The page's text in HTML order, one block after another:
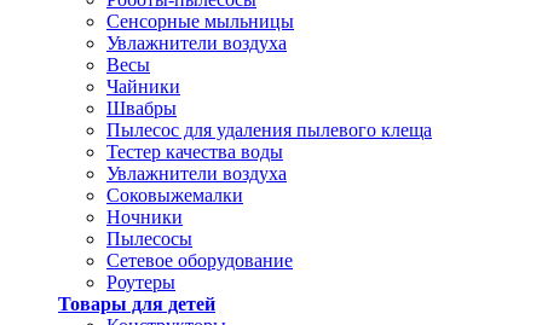
Сенсорные мыльницы
Увлажнители воздуха
Весы
Чайники
Швабры
Пылесос для удаления пылевого клеща
Тестер качества воды
Увлажнители воздуха
Соковыжемалки
Ночники
Пылесосы
Сетевое оборудование
Роутеры
Товары для детей